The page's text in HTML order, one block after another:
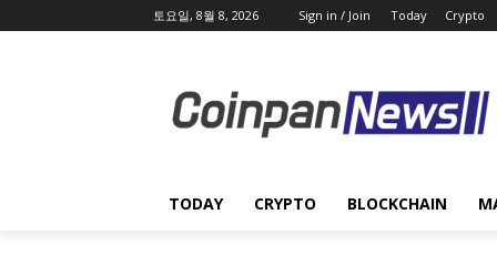
토요일, 8월 8, 2026 Sign in / Join Today Crypto
TODAY CRYPTO BLOCKCHAIN